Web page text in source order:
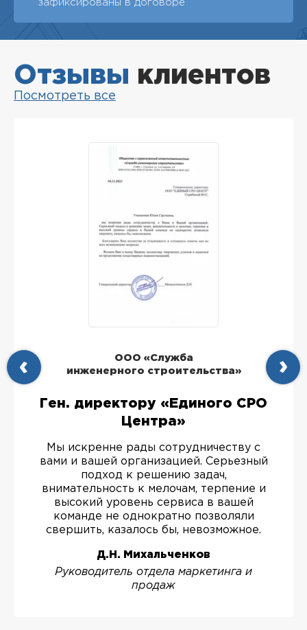
зафиксированы в договоре
Отзывы клиентов
Посмотреть все
ООО «Служба
инженерного строительства»
Ген. директору «Единого СРО
Центра»
Мы искренне рады сотрудничеству с
вами и вашей организацией. Серьезный
подход к решению задач,
внимательность к мелочам, терпение и
высокий уровень сервиса в вашей
команде не однократно позволяли
свершить, казалось бы, невозможное.
Д.Н. Михальченков
Руководитель отдела маркетинга и
продаж